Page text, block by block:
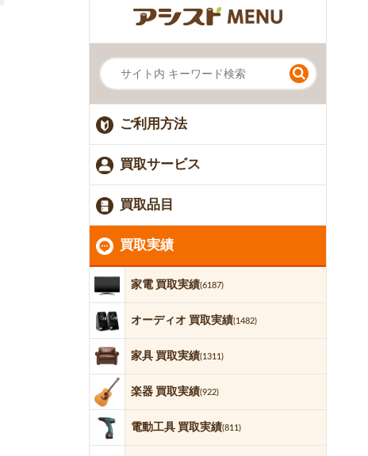
ご利用方法
買取サービス
買取品目
買取実績
家電 買取実績(6187)
オーディオ 買取実績(1482)
家具 買取実績(1311)
楽器 買取実績(922)
電動工具 買取実績(811)